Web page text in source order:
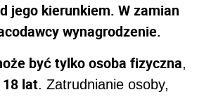
jego kierunkiem. W zamian
wynagrodzenie.
być tylko osoba fizyczna,
18 lat. Zatrudnianie osoby,